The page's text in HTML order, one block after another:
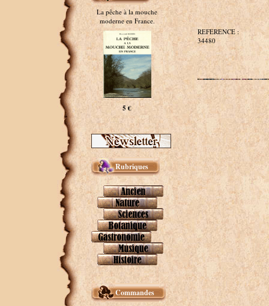
La pêche à la mouche
moderne en France.
5 €
Rubriques
Commandes
REFERENCE :
34480